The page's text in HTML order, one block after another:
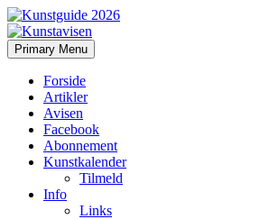
Kunstavisen
Search
Primary Menu Skip
to
Forside
Artikler
Avisen
Facebook
Abonnement
Kunstkalender
Tilmeld
Info
Links